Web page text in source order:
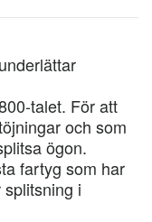
talet. För att
och som
ögon.
fartyg som har
i